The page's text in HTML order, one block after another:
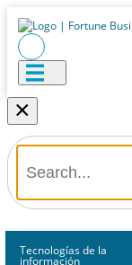
×
Tecnologías de la
información